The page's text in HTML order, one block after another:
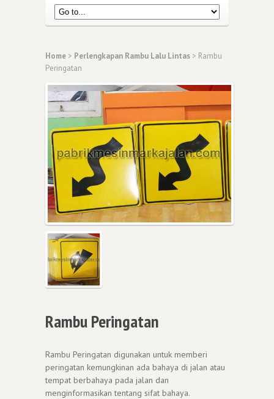
Home > Perlengkapan Rambu Lalu Lintas > Rambu
Peringatan
Rambu Peringatan
Rambu Peringatan digunakan untuk memberi
peringatan kemungkinan ada bahaya di jalan atau
tempat berbahaya pada jalan dan
menginformasikan tentang sifat bahaya.